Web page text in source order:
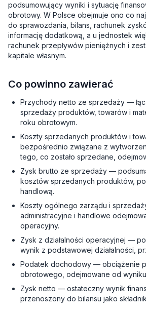
podsumowujący wyniki i sytuację
obrotowy. W Polsce obejmuje ono co
do sprawozdania, bilans, rachunek
informację dodatkową, a u jednostek
rachunek przepływów pieniężnych i
kapitale własnym.
Co powinno zawierać
Przychody netto ze sprzedaży —
sprzedaży produktów, towarów i
roku obrotowym.
Koszty sprzedanych produktów i
bezpośrednio związane z
tego, co zostało sprzedane,
Zysk brutto ze sprzedaży —
kosztów sprzedanych produktów,
handlową.
Koszty ogólnego zarządu i
administracyjne i handlowe
operacyjny.
Zysk z działalności operacyjnej —
wynik z podstawowej działalności,
Podatek dochodowy — obciążenie
obrotowego, odejmowane od
Zysk netto — ostateczny wynik
przenoszony do bilansu jako